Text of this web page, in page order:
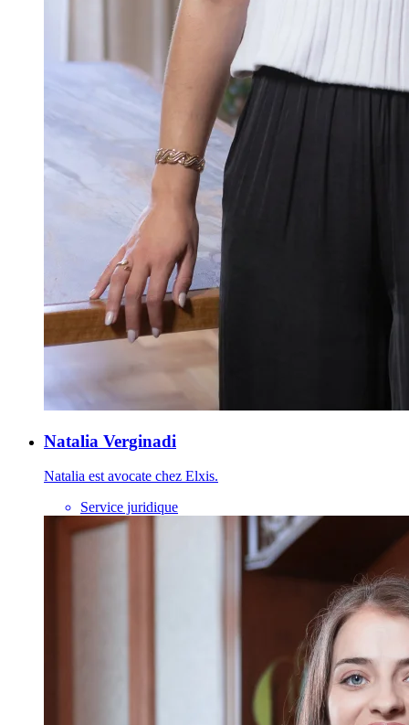
Natalia Verginadi
Natalia est avocate chez Elxis.
Service juridique